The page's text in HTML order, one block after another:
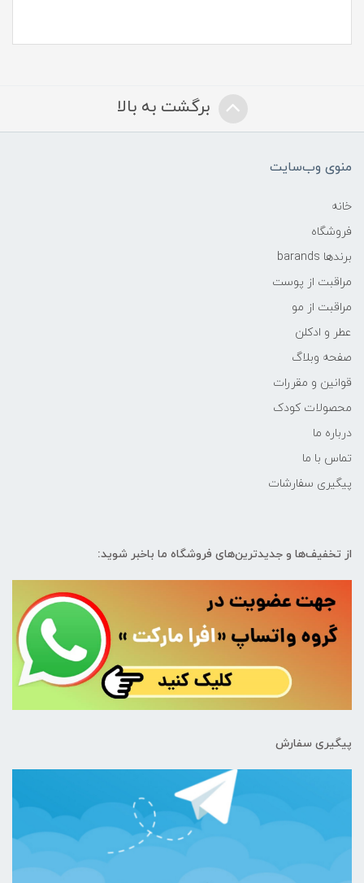
برگشت به بالا
منوی وب‌سایت
خانه
فروشگاه
برندها barands
مراقبت از پوست
مراقبت از مو
عطر و ادکلن
صفحه وبلاگ
قوانین و مقررات
محصولات کودک
درباره ما
تماس با ما
پیگیری سفارشات
از تخفیف‌ها و جدیدترین‌های فروشگاه ما باخبر شوید:
پیگیری سفارش